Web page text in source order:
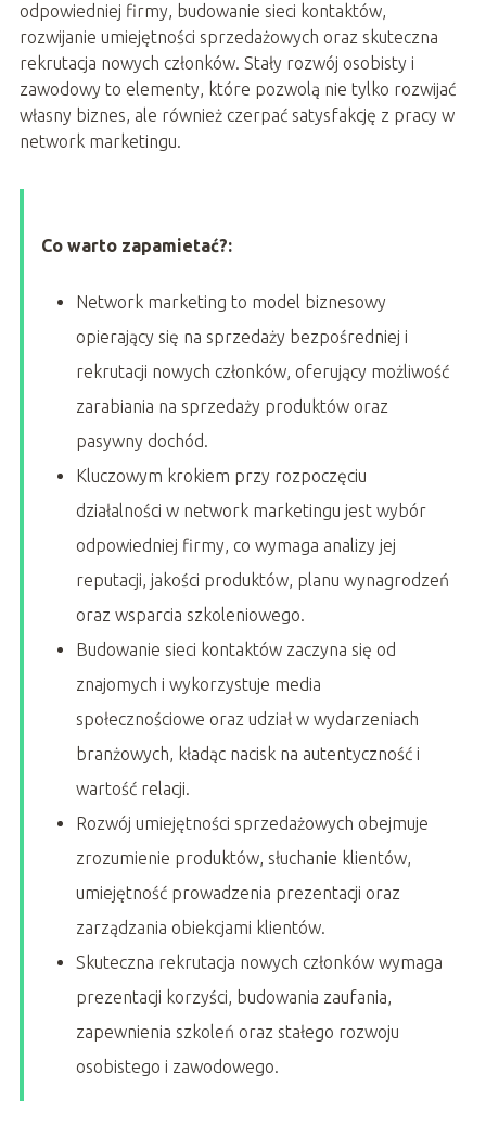
odpowiedniej firmy, budowanie sieci kontaktów,
rozwijanie umiejętności sprzedażowych oraz skuteczna
rekrutacja nowych członków. Stały rozwój osobisty i
zawodowy to elementy, które pozwolą nie tylko rozwijać
własny biznes, ale również czerpać satysfakcję z pracy w
network marketingu.
Co warto zapamietać?:
Network marketing to model biznesowy
opierający się na sprzedaży bezpośredniej i
rekrutacji nowych członków, oferujący możliwość
zarabiania na sprzedaży produktów oraz
pasywny dochód.
Kluczowym krokiem przy rozpoczęciu
działalności w network marketingu jest wybór
odpowiedniej firmy, co wymaga analizy jej
reputacji, jakości produktów, planu wynagrodzeń
oraz wsparcia szkoleniowego.
Budowanie sieci kontaktów zaczyna się od
znajomych i wykorzystuje media
społecznościowe oraz udział w wydarzeniach
branżowych, kładąc nacisk na autentyczność i
wartość relacji.
Rozwój umiejętności sprzedażowych obejmuje
zrozumienie produktów, słuchanie klientów,
umiejętność prowadzenia prezentacji oraz
zarządzania obiekcjami klientów.
Skuteczna rekrutacja nowych członków wymaga
prezentacji korzyści, budowania zaufania,
zapewnienia szkoleń oraz stałego rozwoju
osobistego i zawodowego.